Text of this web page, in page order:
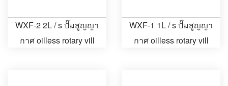
WXF-2 2L / s ปั๊มสูญญา
กาศ oilless rotary vill
WXF-1 1L / s ปั๊มสูญญา
กาศ oilless rotary vill